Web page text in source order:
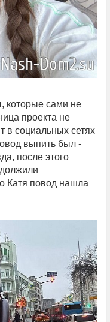
которые сами не
проекта не
в социальных сетях
выпить был -
после этого
Катя повод нашла